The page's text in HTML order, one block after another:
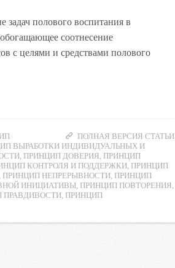
задач полового воспитания в
соотнесение
с целями и средствами полового
ПОЛНАЯ ВЕРСИЯ СТАТЬИ
ВЫРАБОТКИ ИНДИВИДУАЛЬНЫХ И
, ПРИНЦИП ДОВЕРИЯ, ПРИНЦИП
КОНТРОЛЯ И ПОДДЕРЖКИ, ПРИНЦИП
ПРИНЦИП НЕПРЕРЫВНОСТИ, ПРИНЦИП
ИНИЦИАТИВЫ, ПРИНЦИП ПОВТОРЕНИЯ,
ПРАВДИВОСТИ, ПРИНЦИП